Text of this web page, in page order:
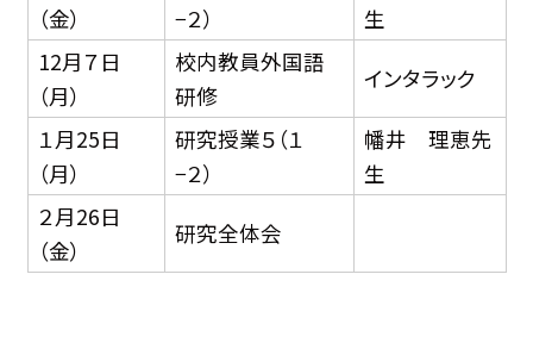
（金）
−２）
生
12月７日
（月）
校内教員外国語
研修
インタラック
１月25日
（月）
研究授業５（１
−２）
幡井 理恵先
生
２月26日
（金）
研究全体会